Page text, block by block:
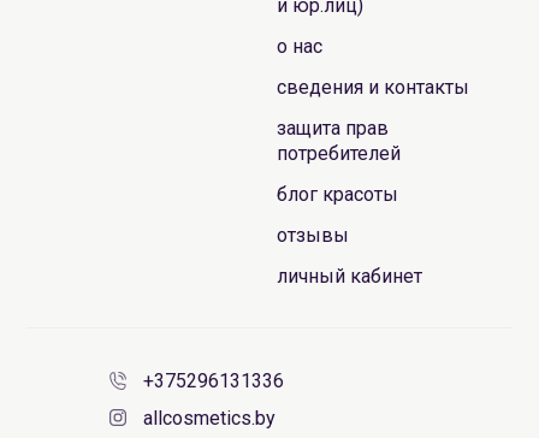
и юр.лиц)
о нас
сведения и контакты
защита прав
потребителей
блог красоты
отзывы
личный кабинет
+375296131336
allcosmetics.by